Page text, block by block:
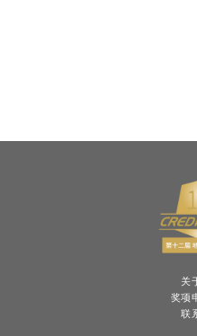
关
奖项
联